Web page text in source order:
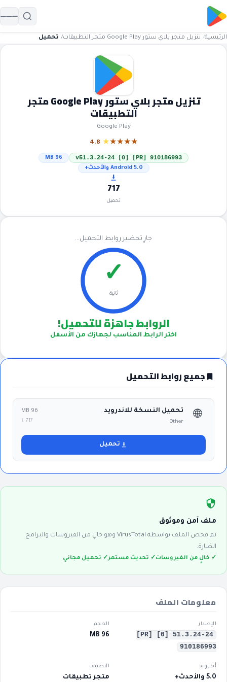
الرئيسية تنزيل متجر بلاي ستور Google Play متجر التطبيقات تحميل
تنزيل متجر بلاي ستور Google Play متجر
التطبيقات
Google Play
★
★
★
★
★
4.8
v51.3.24-24 [0] [PR] 910186993
96 MB
Android 5.0 والأحدث+
717
تحميل
جارٍ تحضير روابط التحميل...
✓
ثانية
الروابط جاهزة للتحميل!
اختر الرابط المناسب لجهازك من الأسفل
جميع روابط التحميل
🌐 تحميل النسخة للاندرويد
Other
96 MB
717 ↓
تحميل
ملف آمن وموثوق
تم فحص الملف بواسطة VirusTotal وهو خالٍ من الفيروسات والبرامج
الضارة.
✓ خالٍ من الفيروسات ✓ تحديث مستمر✓ تحميل مجاني
معلومات الملف
الإصدار
910186993
الحجم
96 MB
أندرويد
5.0 والأحدث+
التصنيف
متجر تطبيقات